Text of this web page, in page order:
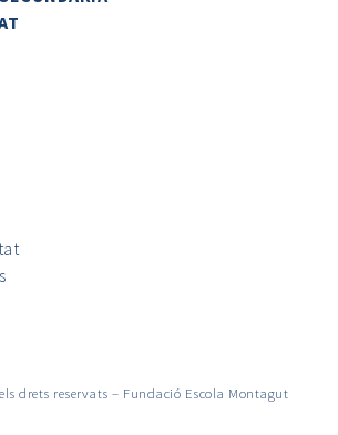
drets reservats – Fundació Escola Montagut